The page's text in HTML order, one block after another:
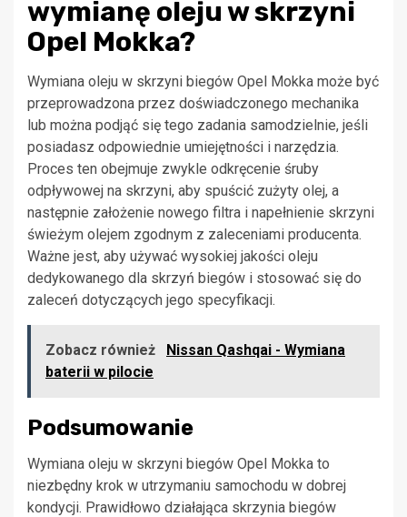
wymianę oleju w skrzyni
Opel Mokka?
Wymiana oleju w skrzyni biegów Opel Mokka może być
przeprowadzona przez doświadczonego mechanika
lub można podjąć się tego zadania samodzielnie, jeśli
posiadasz odpowiednie umiejętności i narzędzia.
Proces ten obejmuje zwykle odkręcenie śruby
odpływowej na skrzyni, aby spuścić zużyty olej, a
następnie założenie nowego filtra i napełnienie skrzyni
świeżym olejem zgodnym z zaleceniami producenta.
Ważne jest, aby używać wysokiej jakości oleju
dedykowanego dla skrzyń biegów i stosować się do
zaleceń dotyczących jego specyfikacji.
Zobacz również
Nissan Qashqai - Wymiana
baterii w pilocie
Podsumowanie
Wymiana oleju w skrzyni biegów Opel Mokka to
niezbędny krok w utrzymaniu samochodu w dobrej
kondycji. Prawidłowo działająca skrzynia biegów